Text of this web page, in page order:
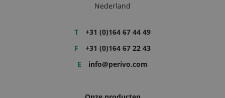
Nederland
T
+31 (0)164 67 44 49
F
+31 (0)164 67 22 43
E
info@perivo.com